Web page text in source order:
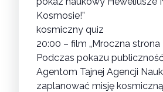
Kosmosie!”
kosmiczny quiz
20:00 – film „Mroczna strona
Podczas pokazu
Agentom Tajnej Agencji
zaplanować misję